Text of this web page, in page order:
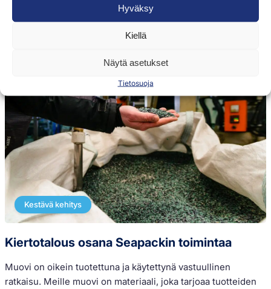
Hyväksy
Kiellä
Näytä asetukset
Tietosuoja
Messu- ja Urheilukeskuksesta kaikkina päivinä messujen
aukioloaikoina. HALLI A, paikkanumero 837,...
Kestävä kehitys
Kiertotalous osana Seapackin toimintaa
Muovi on oikein tuotettuna ja käytettynä vastuullinen
ratkaisu. Meille muovi on materiaali, joka tarjoaa tuotteiden